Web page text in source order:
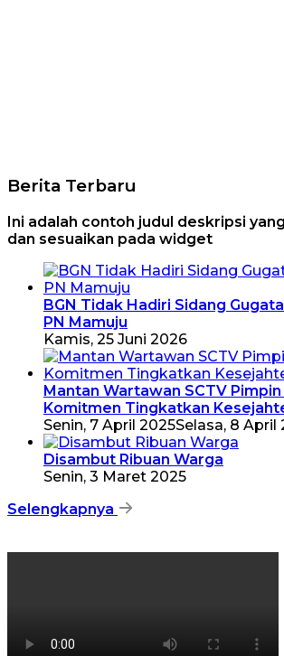
Berita Terbaru
Ini adalah contoh judul deskripsi
dan sesuaikan pada widget
BGN Tidak Hadiri Sidang
PN Mamuju
Kamis, 25 Juni 2026
Mantan Wartawan SCTV Pimpin
Komitmen Tingkatkan
Senin, 7 April 2025Selasa, 8 April
Disambut Ribuan Warga
Senin, 3 Maret 2025
Selengkapnya